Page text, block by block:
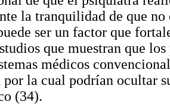
la tranquilidad de que
ser un factor que
que muestran que
médicos
por la cual podrían ocultar
(34).